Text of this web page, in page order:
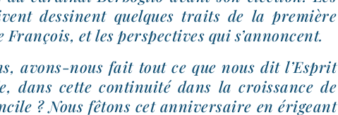
des­sinent quelques traits de la pre­mière
et les pers­pec­tives qui s’annoncent.
avons-​nous fait tout ce que nous dit l’Esprit
dans cette conti­nui­té dans la crois­sance de
? Nous fêtons cet anni­ver­saire en éri­geant